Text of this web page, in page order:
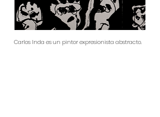
Carlos Inda es un pintor expresionista abstracto.